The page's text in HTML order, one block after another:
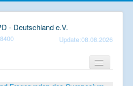
Update:08.08.2026